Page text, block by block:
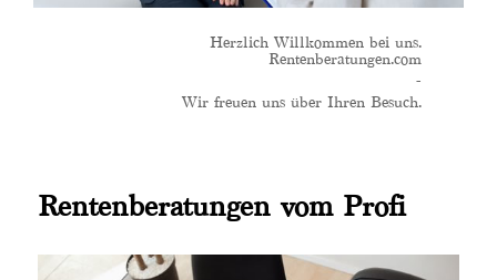
Herzlich Willkommen bei uns.
Rentenberatungen.com
-
Wir freuen uns über Ihren Besuch.
Rentenberatungen vom Profi